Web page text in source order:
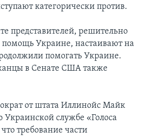
категорически против.
представителей, решительно
Украине, настаивают на
помогать Украине.
в Сенате США также
от штата Иллинойс Майк
Украинской службе «Голоса
требование части